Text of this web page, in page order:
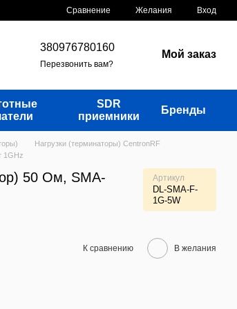
Сравнение Желания Вход
380976780160
Перезвонить вам?
Мой заказ
SDR
приемники
Бренды
Нагрузки (терминаторы) CentronRF
1GHz
50 Ом, SMA-
Артикул
DL-SMA-F-
1G-5W
К сравнению В желания